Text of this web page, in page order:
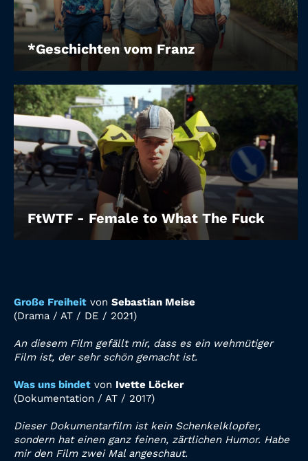
Große Freiheit von Sebastian Meise
(Drama / AT / DE / 2021)
An diesem Film gefällt mir, dass es ein wehmütiger
Film ist, der sehr schön gemacht ist.
Was uns bindet von Ivette Löcker
(Dokumentation / AT / 2017)
Dieser Dokumentarfilm ist kein Schenkelklopfer,
sondern hat einen ganz feinen, zärtlichen Humor. Habe
mir den Film zwei Mal angeschaut.
*Geschichten vom Franz
FtWTF - Female to What The Fuck